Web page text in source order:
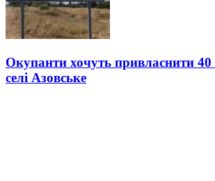
Окупанти хочуть привласнити
селі Азовське